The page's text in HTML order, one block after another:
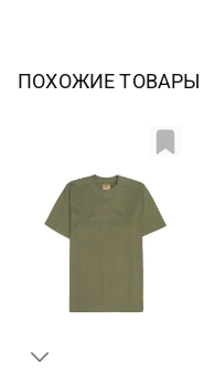
ПОХОЖИЕ ТОВАРЫ